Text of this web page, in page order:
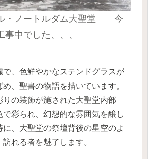
・ノートルダム大聖堂 今
事中でした、、、
で、色鮮やかなステンドグラスが
、聖書の物語を描いています。
りの装飾が施された大聖堂内部
で彩られ、幻想的な雰囲気を醸し
に、大聖堂の祭壇背後の星空のよ
れる者を魅了します。